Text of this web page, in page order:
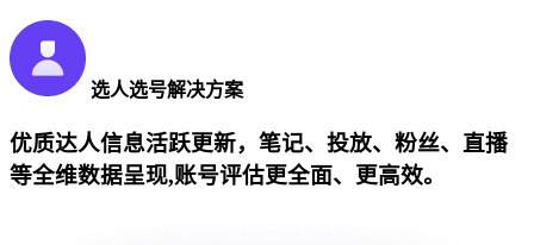
选人选号解决方案
优质达人信息活跃更新，笔记、投放、粉丝、直播
等全维数据呈现,账号评估更全面、更高效。